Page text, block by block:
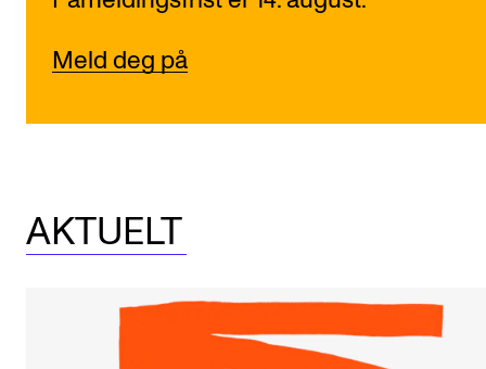
ORGANISASJON
Utvalg og komitéer
Hvem gjør hva i administrasjonen
Meld deg på
AKTUELT